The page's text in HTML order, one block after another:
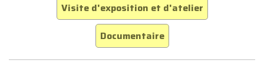
Visite d'exposition et d'atelier
Documentaire